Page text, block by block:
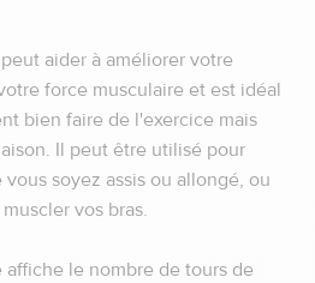
aider à améliorer votre
force musculaire et est idéal
bien faire de l'exercice mais
Il peut être utilisé pour
soyez assis ou allongé, ou
vos bras.
le nombre de tours de